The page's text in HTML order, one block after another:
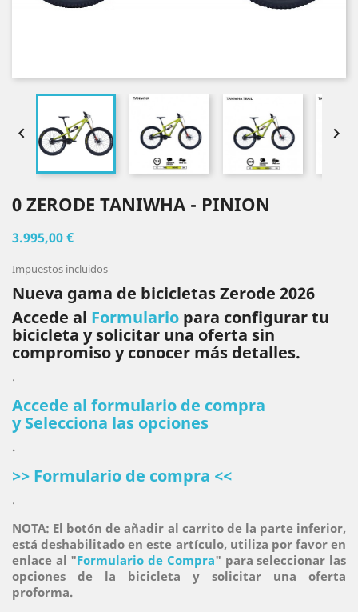
 
0 ZERODE TANIWHA - PINION
3.995,00 €
Impuestos incluidos
Nueva gama de bicicletas Zerode 2026
Accede al Formulario para configurar tu
bicicleta y solicitar una oferta sin
compromiso y conocer más detalles.
.
Accede al formulario de compra
ySelecciona las opciones
.
>> Formulario de compra <<
.
NOTA: El botón de añadir al carrito de la parte inferior,
está deshabilitado en este artículo, utiliza por favor en
enlace al "Formulario de Compra" para seleccionar las
opciones de la bicicleta y solicitar una oferta
proforma.